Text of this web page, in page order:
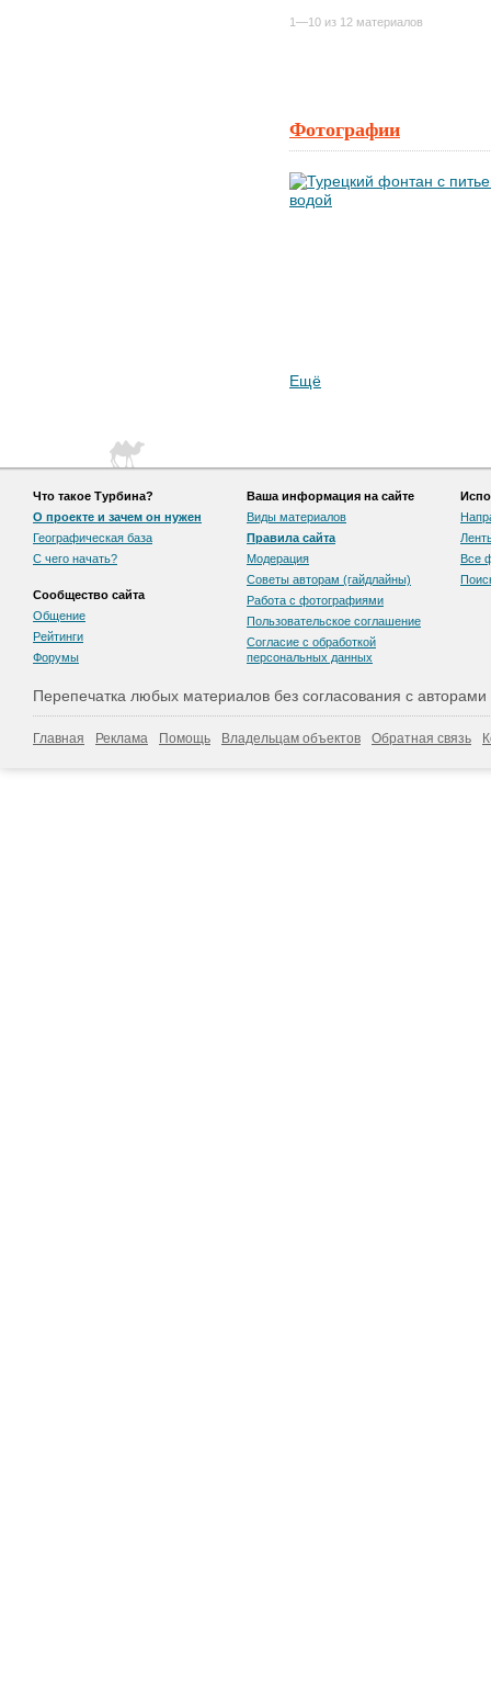
1—10 из 12 материалов
Фотографии
Ещё
Что такое Турбина?
О проекте и зачем он нужен
Географическая база
С чего начать?
Сообщество сайта
Общение
Рейтинги
Форумы
Ваша информация на сайте
Виды материалов
Правила сайта
Модерация
Советы авторам (гайдлайны)
Работа с фотографиями
Пользовательскоe соглашение
Согласие с обработкой
персональных данных
Все
Перепечатка любых материалов без согласования с
Главная Реклама Помощь Владельцам объектов Обратная связь